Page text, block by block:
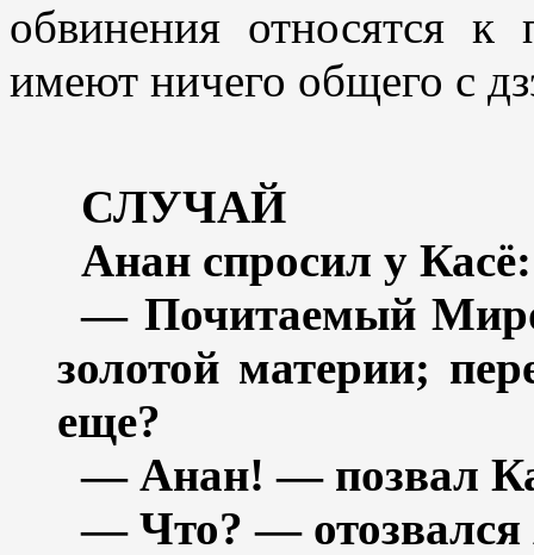
обвинения относятся
имеют ничего общего с
СЛУЧАЙ
Анан спросил у Касё:
— Почитаемый
золотой материи;
еще?
— Анан! — позвал
— Что? — отозвался